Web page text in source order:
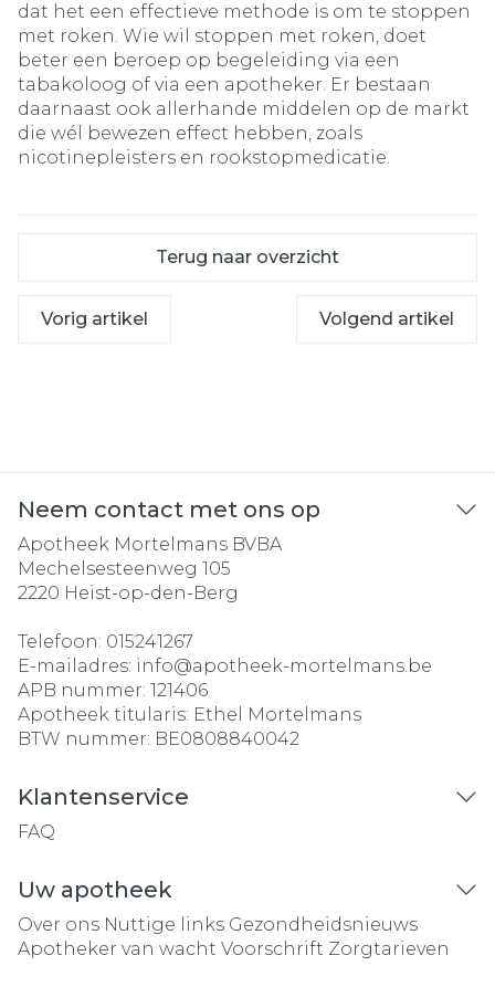
dat het een effectieve methode is om te stoppen
met roken. Wie wil stoppen met roken, doet
beter een beroep op begeleiding via een
tabakoloog of via een apotheker. Er bestaan
daarnaast ook allerhande middelen op de markt
die wél bewezen effect hebben, zoals
nicotinepleisters en rookstopmedicatie.
Terug naar overzicht
Vorig artikel Volgend artikel
Neem contact met ons op
Apotheek Mortelmans BVBA
Mechelsesteenweg 105
2220 Heist-op-den-Berg
Telefoon: 015241267
E-mailadres: info@apotheek-mortelmans.be
APB nummer: 121406
Apotheek titularis: Ethel Mortelmans
BTW nummer: BE0808840042
Klantenservice
FAQ
Uw apotheek
Over ons Nuttige links Gezondheidsnieuws
Apotheker van wacht Voorschrift Zorgtarieven